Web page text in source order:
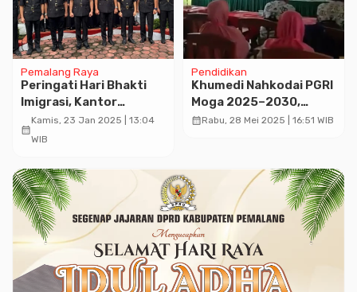
Pemalang Raya
Peringati Hari Bhakti
Imigrasi, Kantor
Imigrasi Kelas I Non TPI
Pemalang Gelar
calendar_month
Kamis, 23 Jan 2025 | 13:04
WIB
Pendidikan
Khumedi Nahkodai PGRI
Moga 2025–2030,
Fokus pada
calendar_monthRabu, 28 Mei 2025 | 16:51 WIB